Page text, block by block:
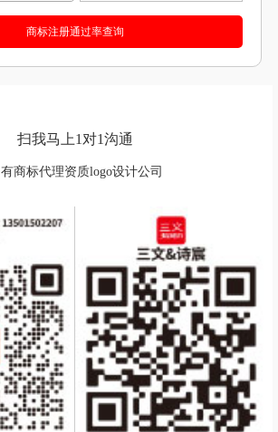
扫我马上1对1沟通
有商标代理资质logo设计公司